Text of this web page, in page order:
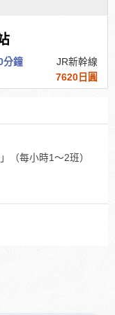
分鐘
JR新幹線
7620日圓
（每小時1～2班）